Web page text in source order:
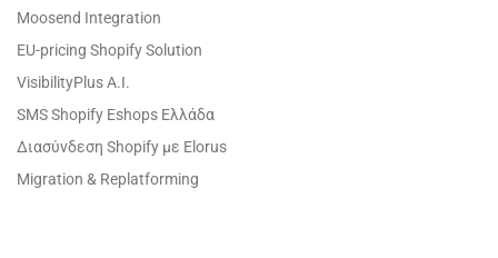
Moosend Integration
EU-pricing Shopify Solution
VisibilityPlus A.I.
SMS Shopify Eshops Ελλάδα
Διασύνδεση Shopify με Elorus
Migration & Replatforming